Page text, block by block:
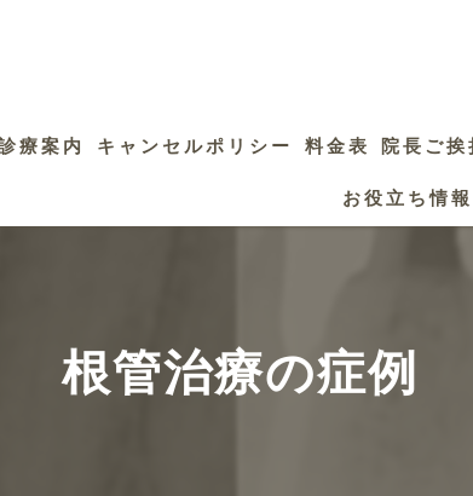
療案内
歯髄保存療法
審美修復治療
キャンセルポリシー 料金表 院長ご挨
お役立ち情報
根管治療の症例